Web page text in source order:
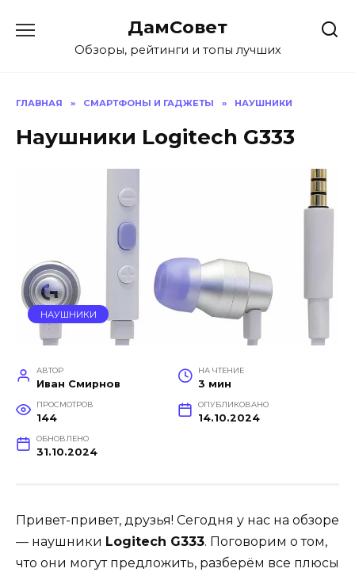
содержанию
ДамСовет
Обзоры, рейтинги и топы лучших
ГЛАВНАЯ » СМАРТФОНЫ И ГАДЖЕТЫ » НАУШНИКИ
Наушники Logitech G333
НАУШНИКИ
АВТОР
Иван Смирнов
НА ЧТЕНИЕ
3 мин
ПРОСМОТРОВ
144
ОПУБЛИКОВАНО
14.10.2024
ОБНОВЛЕНО
31.10.2024
Привет-привет, друзья! Сегодня у нас на обзоре
— наушники Logitech G333. Поговорим о том,
что они могут предложить, разберём все плюсы